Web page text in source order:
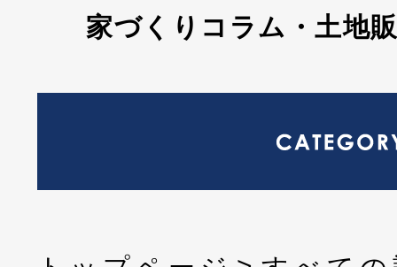
家づくりコラム・土地